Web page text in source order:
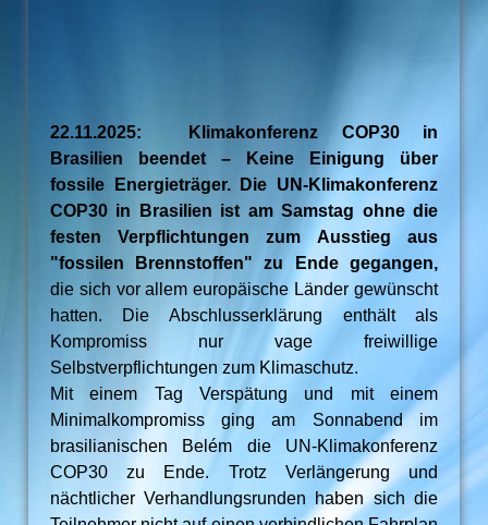
22.11.2025: Klimakonferenz COP30 in
Brasilien beendet – Keine Einigung über
fossile Energieträger. Die UN-Klimakonferenz
COP30 in Brasilien ist am Samstag ohne die
festen Verpflichtungen zum Ausstieg aus
"fossilen Brennstoffen" zu Ende gegangen,
die sich vor allem europäische Länder gewünscht
hatten. Die Abschlusserklärung enthält als
Kompromiss nur vage freiwillige
Selbstverpflichtungen zum Klimaschutz.
Mit einem Tag Verspätung und mit einem
Minimalkompromiss ging am Sonnabend im
brasilianischen Belém die UN-Klimakonferenz
COP30 zu Ende. Trotz Verlängerung und
nächtlicher Verhandlungsrunden haben sich die